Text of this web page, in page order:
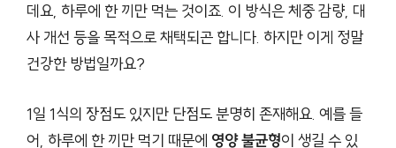
데요, 하루에 한 끼만 먹는 것이죠. 이 방식은 체중 감량, 대
사 개선 등을 목적으로 채택되곤 합니다. 하지만 이게 정말
건강한 방법일까요?
1일 1식의 장점도 있지만 단점도 분명히 존재해요. 예를 들
어, 하루에 한 끼만 먹기 때문에 영양 불균형이 생길 수 있